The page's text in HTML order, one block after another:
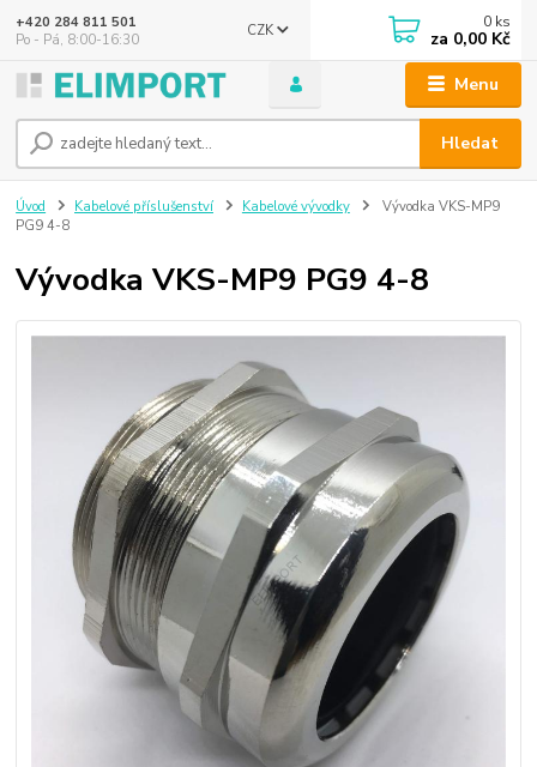
Menu
CZK
Hledat
+420 284 811 501
Po - Pá, 8:00-16:30
0 ks
za 0,00 Kč
Úvod Kabelové příslušenství Kabelové vývodky
Vývodka VKS-MP9
PG9 4-8
Vývodka VKS-MP9 PG9 4-8